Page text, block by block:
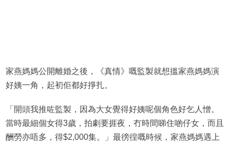
家燕媽媽公開離婚之後，《真情》嘅監製就想搵家燕媽媽演
好姨一角，起初佢都好掙扎。
「開頭我推咗監製，因為大女覺得好姨呢個角色好乞人憎。
當時最細個女得3歲，拍劇要捱夜，冇時間睇住啲仔女，而且
酬勞亦唔多，得$2,000集。」最徬徨嘅時候，家燕媽媽遇上